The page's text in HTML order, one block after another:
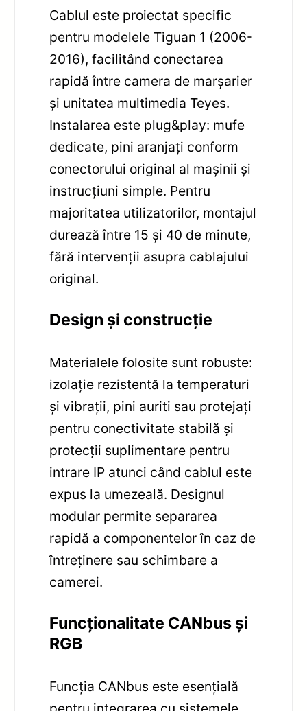
Cablul este proiectat specific
pentru modelele Tiguan 1 (2006-
2016), facilitând conectarea
rapidă între camera de marșarier
și unitatea multimedia Teyes.
Instalarea este plug&play: mufe
dedicate, pini aranjați conform
conectorului original al mașinii și
instrucțiuni simple. Pentru
majoritatea utilizatorilor, montajul
durează între 15 și 40 de minute,
fără intervenții asupra cablajului
original.
Design și construcție
Materialele folosite sunt robuste:
izolație rezistentă la temperaturi
și vibrații, pini auriti sau protejați
pentru conectivitate stabilă și
protecții suplimentare pentru
intrare IP atunci când cablul este
expus la umezeală. Designul
modular permite separarea
rapidă a componentelor în caz de
întreținere sau schimbare a
camerei.
Funcționalitate CANbus și
RGB
Funcția CANbus este esențială